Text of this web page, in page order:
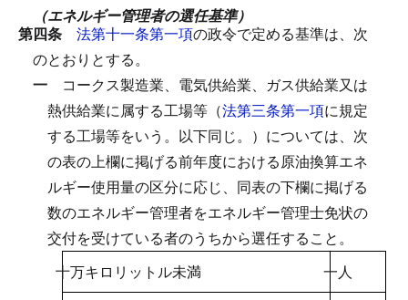
（エネルギー管理者の選任基準）
第四条 法第十一条第一項の政令で定める基準は、次
のとおりとする。
一 コークス製造業、電気供給業、ガス供給業又は
熱供給業に属する工場等（法第三条第一項に規定
する工場等をいう。以下同じ。）については、次
の表の上欄に掲げる前年度における原油換算エネ
ルギー使用量の区分に応じ、同表の下欄に掲げる
数のエネルギー管理者をエネルギー管理士免状の
交付を受けている者のうちから選任すること。
十万キロリットル未満
一人